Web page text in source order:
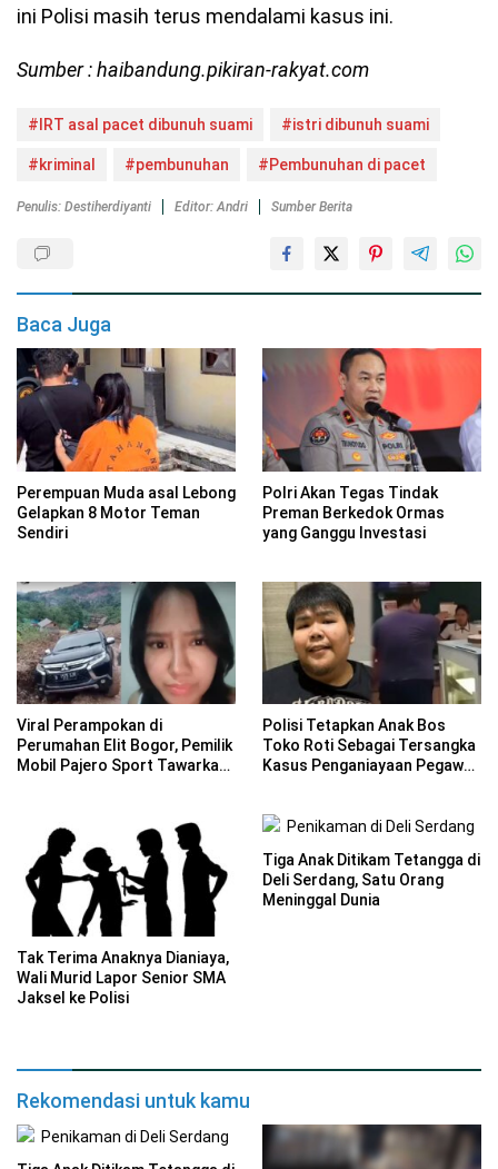
ini Polisi masih terus mendalami kasus ini.
Sumber : haibandung.pikiran-rakyat.com
#IRT asal pacet dibunuh suami #istri dibunuh suami
#kriminal #pembunuhan #Pembunuhan di pacet
Penulis: Destiherdiyanti Editor: Andri Sumber Berita
Baca Juga
Perempuan Muda asal Lebong
Gelapkan 8 Motor Teman
Sendiri
Polri Akan Tegas Tindak
Preman Berkedok Ormas
yang Ganggu Investasi
Viral Perampokan di
Perumahan Elit Bogor, Pemilik
Mobil Pajero Sport Tawarkan
Polisi Tetapkan Anak Bos
Toko Roti Sebagai Tersangka
Kasus Penganiayaan Pegawai
Tak Terima Anaknya Dianiaya,
Wali Murid Lapor Senior SMA
Jaksel ke Polisi
Tiga Anak Ditikam Tetangga di
Deli Serdang, Satu Orang
Meninggal Dunia
Rekomendasi untuk kamu